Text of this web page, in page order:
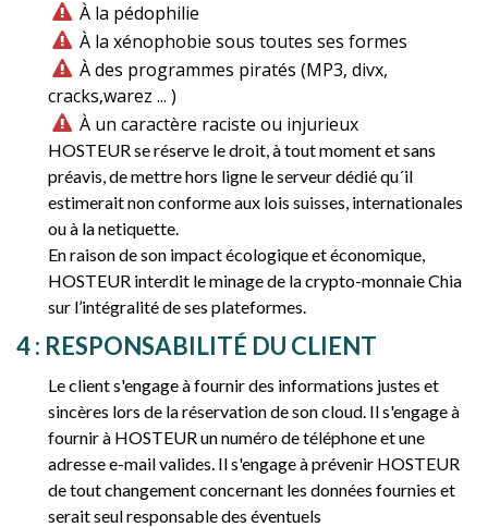
À la pédophilie
À la xénophobie sous toutes ses formes
À des programmes piratés (MP3, divx,
cracks,warez ... )
À un caractère raciste ou injurieux
HOSTEUR se réserve le droit, à tout moment et sans
préavis, de mettre hors ligne le serveur dédié qu´il
estimerait non conforme aux lois suisses, internationales
ou à la netiquette.
En raison de son impact écologique et économique,
HOSTEUR interdit le minage de la crypto-monnaie Chia
sur l’intégralité de ses plateformes.
4 : RESPONSABILITÉ DU CLIENT
Le client s'engage à fournir des informations justes et
sincères lors de la réservation de son cloud. Il s'engage à
fournir à HOSTEUR un numéro de téléphone et une
adresse e-mail valides. Il s'engage à prévenir HOSTEUR
de tout changement concernant les données fournies et
serait seul responsable des éventuels